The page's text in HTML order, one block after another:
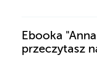
Ebooka
przeczytasz